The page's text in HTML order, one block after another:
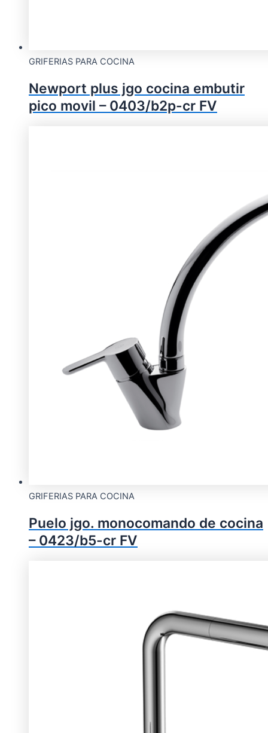
GRIFERIAS PARA COCINA
Newport plus jgo cocina embutir
pico movil – 0403/b2p-cr FV
GRIFERIAS PARA COCINA
Puelo jgo. monocomando de cocina
– 0423/b5-cr FV